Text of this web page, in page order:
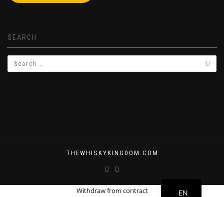
SEARCH
THEWHISKYKINGDOM.COM
Withdraw from contract EN